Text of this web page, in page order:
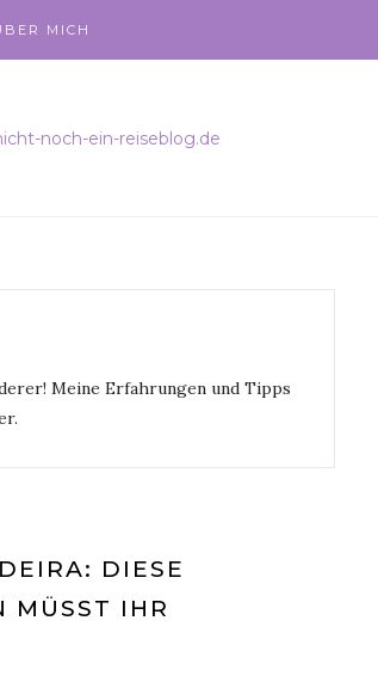
MICH
Meine Erfahrungen und Tipps
DIESE
MÜSST IHR